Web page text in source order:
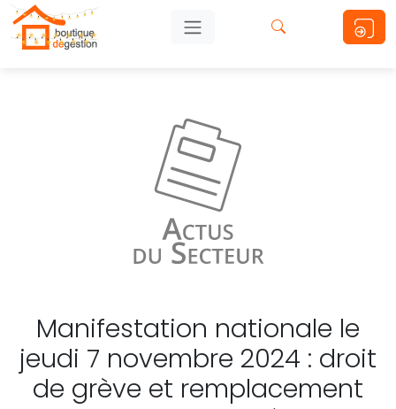
Manifestation nationale le
jeudi 7 novembre 2024 : droit
de grève et remplacement